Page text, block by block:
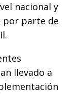
nacional y
por parte de
llevado a